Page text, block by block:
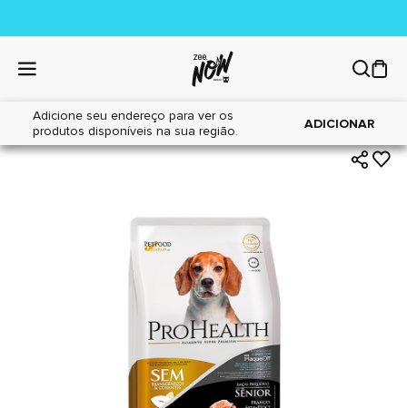
Adicione seu endereço para ver os
produtos disponíveis na sua região.
ADICIONAR
Home|Cães|Alimentos